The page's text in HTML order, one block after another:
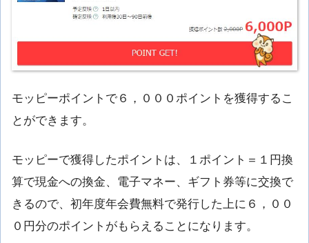
モッピーポイントで６，０００ポイントを獲得するこ
とができます。
モッピーで獲得したポイントは、１ポイント＝１円換
算で現金への換金、電子マネー、ギフト券等に交換で
きるので、初年度年会費無料で発行した上に６，００
０円分のポイントがもらえることになります。